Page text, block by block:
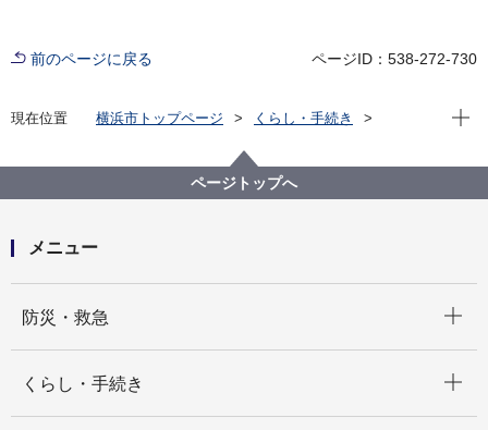
前のページに戻る ページID：538-272-730
現在位置 横浜市トップページ
くらし・手続き
地産地消の取組「買う・味わう」
よこはまの農畜産物を味わう(よこはま地産地消サポー
ト店等)
現在
ページトップへ
メニュー
防災・救急
くらし・手続き